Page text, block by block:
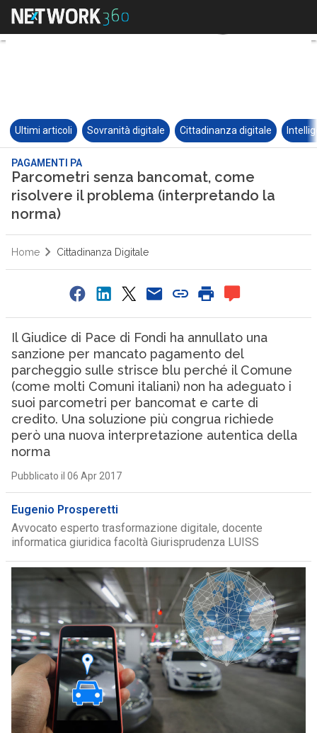
Ultimi articoli Sovranità digitale Cittadinanza digitale
PAGAMENTI PA
Parcometri senza bancomat, come
risolvere il problema (interpretando la
norma)
Home Cittadinanza Digitale
Il Giudice di Pace di Fondi ha annullato una
sanzione per mancato pagamento del
parcheggio sulle strisce blu perché il Comune
(come molti Comuni italiani) non ha adeguato i
suoi parcometri per bancomat e carte di
credito. Una soluzione più congrua richiede
però una nuova interpretazione autentica della
norma
Pubblicato il 06 Apr 2017
Eugenio Prosperetti
Avvocato esperto trasformazione digitale, docente
informatica giuridica facoltà Giurisprudenza LUISS